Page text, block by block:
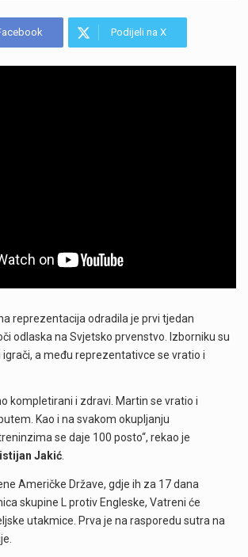
Podijeli na X
reprezentacija odradila je prvi tjedan
odlaska na Svjetsko prvenstvo. Izborniku su
a među reprezentativce se vratio i
kompletirani i zdravi. Martin se vratio i
Kao i na svakom okupljanju
se daje 100 posto“, rekao je
Jakić.
Američke Države, gdje ih za 17 dana
skupine L protiv Engleske, Vatreni će
utakmice. Prva je na rasporedu sutra na